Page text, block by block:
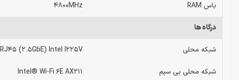
باس RAM 4800MHz
درگاه ها
شبکه محلی (2.5GbE) Intel I225V
شبکه محلی بی سیم Intel® Wi-Fi 6E AX211